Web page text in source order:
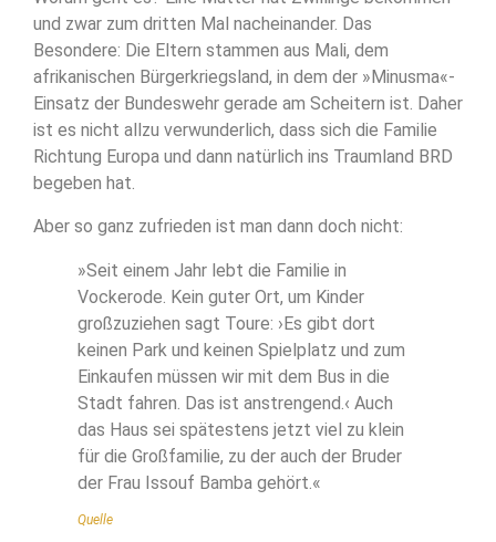
und zwar zum dritten Mal nacheinander. Das
Besondere: Die Eltern stammen aus Mali, dem
afrikanischen Bürgerkriegsland, in dem der »Minusma«-
Einsatz der Bundeswehr gerade am Scheitern ist. Daher
ist es nicht allzu verwunderlich, dass sich die Familie
Richtung Europa und dann natürlich ins Traumland BRD
begeben hat.
Aber so ganz zufrieden ist man dann doch nicht:
»Seit einem Jahr lebt die Familie in
Vockerode. Kein guter Ort, um Kinder
großzuziehen sagt Toure: ›Es gibt dort
keinen Park und keinen Spielplatz und zum
Einkaufen müssen wir mit dem Bus in die
Stadt fahren. Das ist anstrengend.‹ Auch
das Haus sei spätestens jetzt viel zu klein
für die Großfamilie, zu der auch der Bruder
der Frau Issouf Bamba gehört.«
Quelle